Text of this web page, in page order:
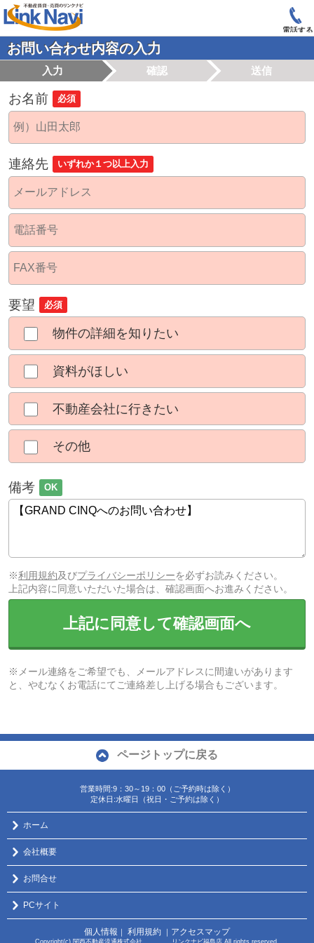
電話する
お問い合わせ内容の入力
入力 確認 送信
お名前 必須
連絡先 いずれか１つ以上入力
要望 必須
物件の詳細を知りたい
資料がほしい
不動産会社に行きたい
その他
備考 OK
※利用規約及びプライバシーポリシーを必ずお読みください。
上記内容に同意いただいた場合は、確認画面へお進みください。
上記に同意して確認画面へ
※メール連絡をご希望でも、メールアドレスに間違いがあります
と、やむなくお電話にてご連絡差し上げる場合もございます。
ページトップに戻る
営業時間:9：30～19：00（ご予約時は除く）
定休日:水曜日（祝日・ご予約は除く）
ホーム
会社概要
お問合せ
PCサイト
個人情報 ｜ 利用規約 ｜ アクセスマップ
Copyright(c) 関西不動産流通株式会社 リンクナビ福島店 All rights reserved.